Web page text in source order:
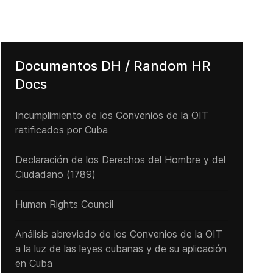
of dam protests and severe environmental
Documentos DH / Random HR
Docs
Incumplimiento de los Convenios de la OIT
ratificados por Cuba
Declaración de los Derechos del Hombre y del
Ciudadano (1789)
Human Rights Council
Análisis abreviado de los Convenios de la OIT
a la luz de las leyes cubanas y de su aplicación
en Cuba